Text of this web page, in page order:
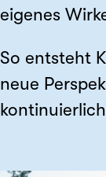
eigenes
So entsteht
neue